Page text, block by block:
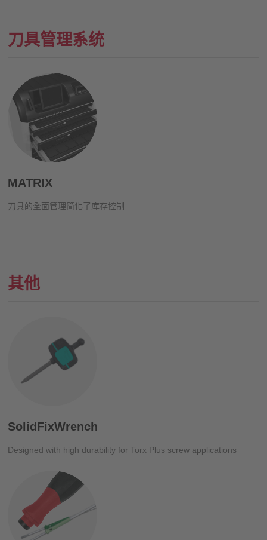
刀具管理系统
MATRIX
刀具的全面管理简化了库存控制
其他
SolidFixWrench
Designed with high durability for Torx Plus screw applications